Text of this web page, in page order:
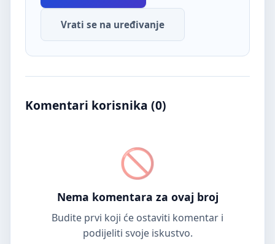
Vrati se na uređivanje
Komentari korisnika (0)
Nema komentara za ovaj broj
Budite prvi koji će ostaviti komentar i
podijeliti svoje iskustvo.